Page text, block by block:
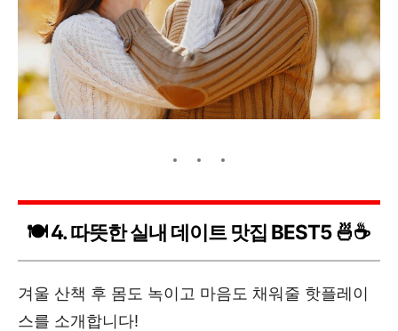
🍽️ 4. 따뜻한 실내 데이트 맛집 BEST5 🍜☕️
겨울 산책 후 몸도 녹이고 마음도 채워줄 핫플레이
스를 소개합니다!